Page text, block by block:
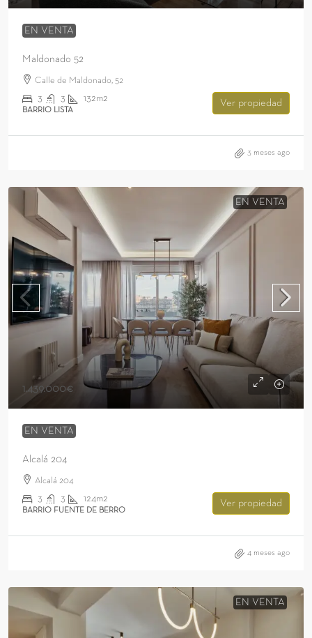
EN VENTA
Maldonado 52
Calle de Maldonado, 52
3 3 132m2
BARRIO LISTA
Ver propiedad
3 meses ago
EN VENTA
1.439.000€
EN VENTA
Alcalá 204
Alcalá 204
3 3 124m2
BARRIO FUENTE DE BERRO
Ver propiedad
4 meses ago
EN VENTA